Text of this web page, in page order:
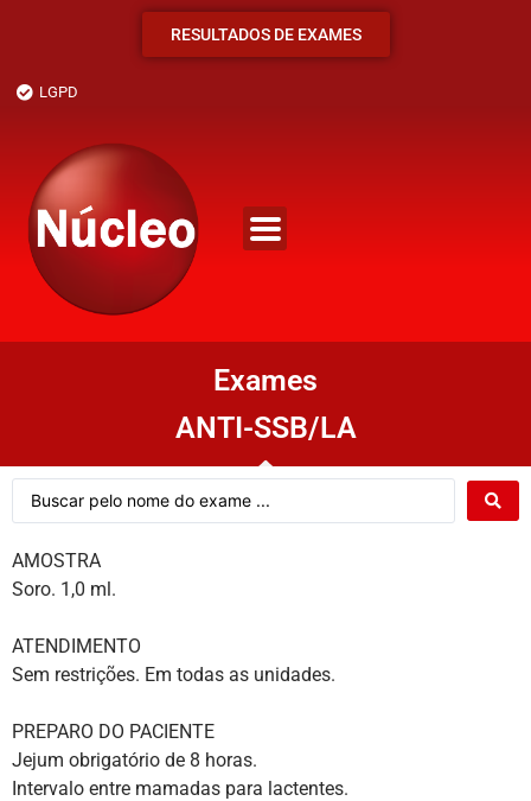
RESULTADOS DE EXAMES
LGPD
Exames
ANTI-SSB/LA
AMOSTRA
Soro. 1,0 ml.
ATENDIMENTO
Sem restrições. Em todas as unidades.
PREPARO DO PACIENTE
Jejum obrigatório de 8 horas.
Intervalo entre mamadas para lactentes.